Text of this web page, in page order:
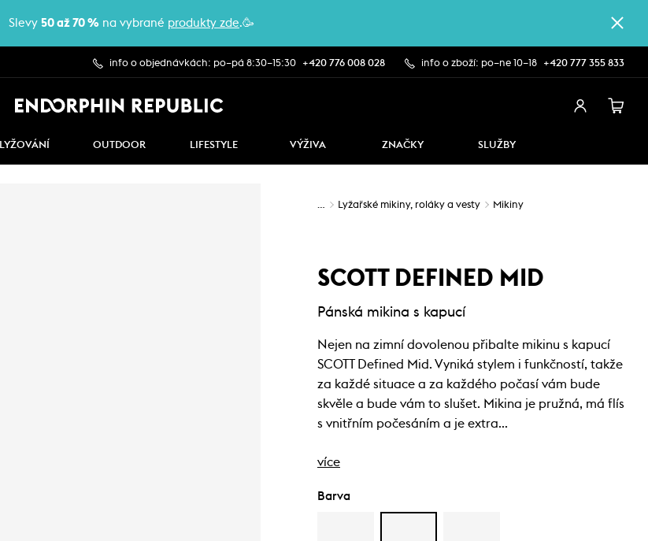
Slevy 50 až 70 % na vybrané produkty zde.🥳
info o objednávkách: po–pá 8:30–15:30 +420 776 008 028 info o zboží: po–ne 10–18 +420 777 355 833
LYŽOVÁNÍ OUTDOOR LIFESTYLE VÝŽIVA ZNAČKY SLUŽBY
… Lyžařské mikiny, roláky a vesty Mikiny
SCOTT DEFINED MID
Pánská mikina s kapucí
Nejen na zimní dovolenou přibalte mikinu s kapucí
SCOTT Defined Mid. Vyniká stylem i funkčností, takže
za každé situace a za každého počasí vám bude
skvěle a bude vám to slušet. Mikina je pružná, má flís
s vnitřním počesáním a je extra…
více
Barva